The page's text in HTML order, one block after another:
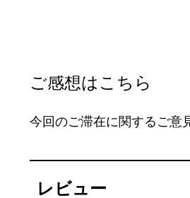
ご感想はこちら
今回のご滞在に関するご意